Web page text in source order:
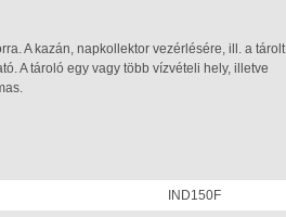
A kazán, napkollektor vezérlésére, ill. a tárolt
A tároló egy vagy több vízvételi hely, illetve
IND150F